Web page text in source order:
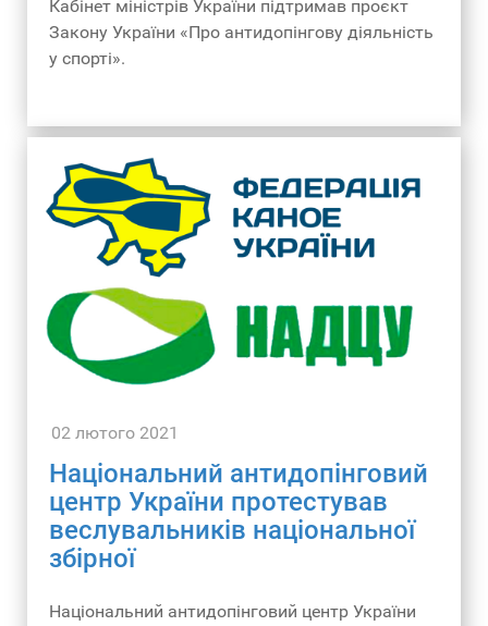
Кабінет міністрів України підтримав проєкт
Закону України «Про антидопінгову діяльність
у спорті».
02 лютого 2021
Національний антидопінговий
центр України протестував
веслувальників національної
збірної
Національний антидопінговий центр України